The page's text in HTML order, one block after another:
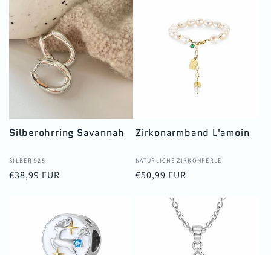
Silberohrring Savannah
Anbieter:
SILBER 925
Normaler
€38,99 EUR
Zirkonarmband L'amoin
Anbieter:
NATÜRLICHE ZIRKONPERLE
Normaler
€50,99 EUR